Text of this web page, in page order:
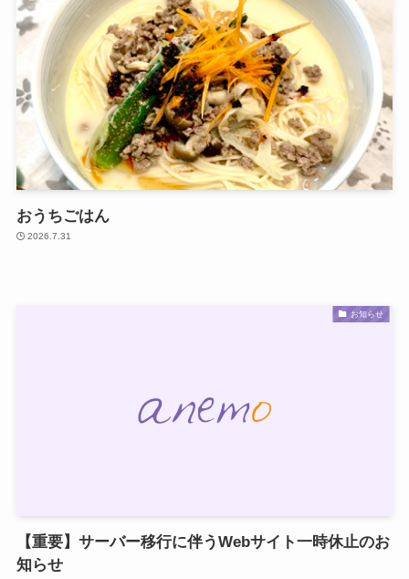
おうちごはん
2026.7.31
お知らせ
【重要】サーバー移行に伴うWebサイト一時休止のお
知らせ